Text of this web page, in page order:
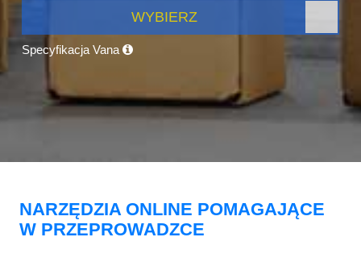
WYBIERZ
Specyfikacja Vana
NARZĘDZIA ONLINE POMAGAJĄCE
W PRZEPROWADZCE